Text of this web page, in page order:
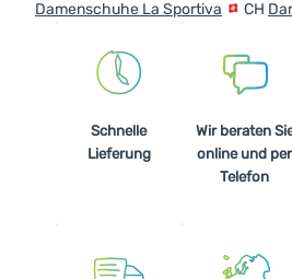
Damenschuhe La Sportiva
CH
Schnelle
Lieferung
Wir beraten
online und per
Telefon